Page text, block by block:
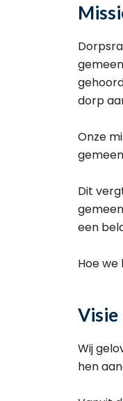
dorp
Onze
Dit
een
Hoe
Visie
Wij
hen